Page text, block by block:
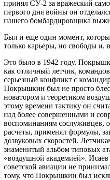
принял СУ-2 за вражеский
первого дня войны он
нашего бомбардировщика
Был и еще один момент,
только карьеры, но свободы и,
Это было в 1942 году.
как отличный летчик,
серьезный конфликт с
Покрышкин был не просто
новатором и теоретиком
этому времени тактику он
над более совершенными и
воспоминаниям сослуживцев,
расчеты, применял формулы,
дозвуковых скоростей.
знаменитый альбом типовых
«воздушной академией».
советской авиации не
тому, что Покрышкин был